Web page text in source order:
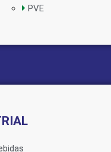
PVE